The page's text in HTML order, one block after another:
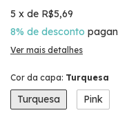
5 x de R$5,69
8% de desconto
Ver mais detalhes
Cor da capa: Turquesa
Turquesa Pink